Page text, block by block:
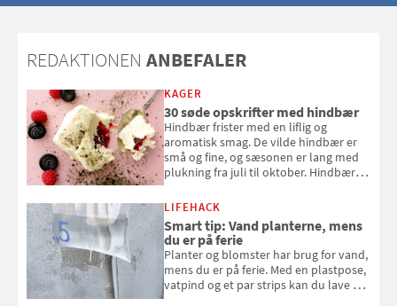
REDAKTIONEN ANBEFALER
KAGER
30 søde opskrifter med hindbær
Hindbær frister med en liflig og
aromatisk smag. De vilde hindbær er
små og fine, og sæsonen er lang med
plukning fra juli til oktober. Hindbær
kan bruge dine hindbær i alt fra
bagværk og salater til is og syltning.
LIFEHACK
Smart tip: Vand planterne, mens
du er på ferie
Planter og blomster har brug for vand,
mens du er på ferie. Med en plastpose,
vatpind og et par strips kan du lave dit